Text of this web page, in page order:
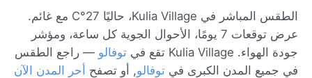
الطقس المباشر في Kulia Village، حاليًا 27°C مع غائم.
عرض توقعات 7 يومًا، الأحوال الجوية كل ساعة، ومؤشر
جودة الهواء. Kulia Village تقع في
توفالو — راجع الطقس
في جميع المدن الكبرى في توفالو, أو تصفح أحر المدن الآن